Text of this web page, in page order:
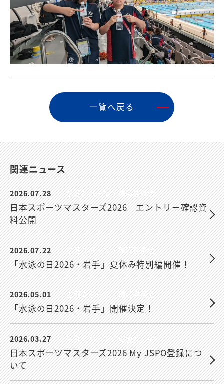
⼀覧へ戻る
関連ニュース
2026.07.28 生涯スポーツ・環境委員会
日本スポーツマスターズ2026 エントリー確認資
料公開
2026.07.22 生涯スポーツ・環境委員会
「水泳の日2026・岩手」夏休み特別編開催！
2026.05.01 生涯スポーツ・環境委員会
「水泳の日2026・岩手」開催決定！
2026.03.27 生涯スポーツ・環境委員会
日本スポーツマスターズ2026 My JSPO登録につ
いて